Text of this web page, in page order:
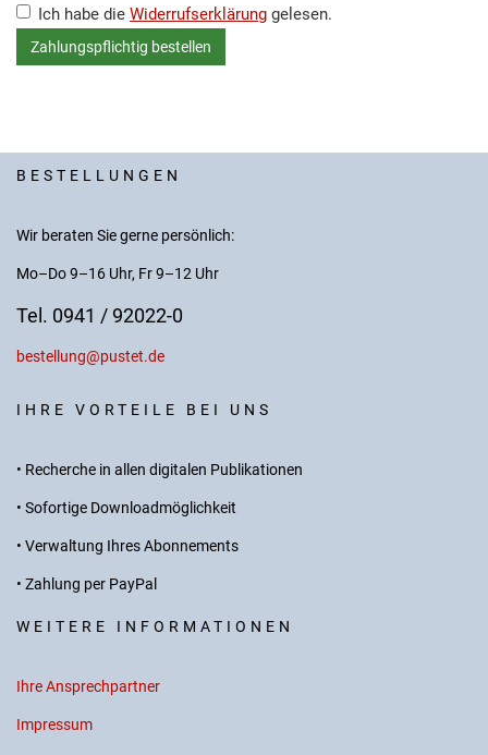
Ich habe die Widerrufserklärung gelesen.
BESTELLUNGEN
Wir beraten Sie gerne persönlich:
Mo–Do 9–16 Uhr, Fr 9–12 Uhr
Tel. 0941 / 92022-0
bestellung@pustet.de
IHRE VORTEILE BEI UNS
• Recherche in allen digitalen Publikationen
• Sofortige Downloadmöglichkeit
• Verwaltung Ihres Abonnements
• Zahlung per PayPal
WEITERE INFORMATIONEN
Ihre Ansprechpartner
Impressum